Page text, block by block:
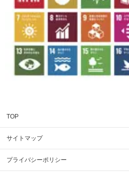
TOP
サイトマップ
プライバシーポリシー